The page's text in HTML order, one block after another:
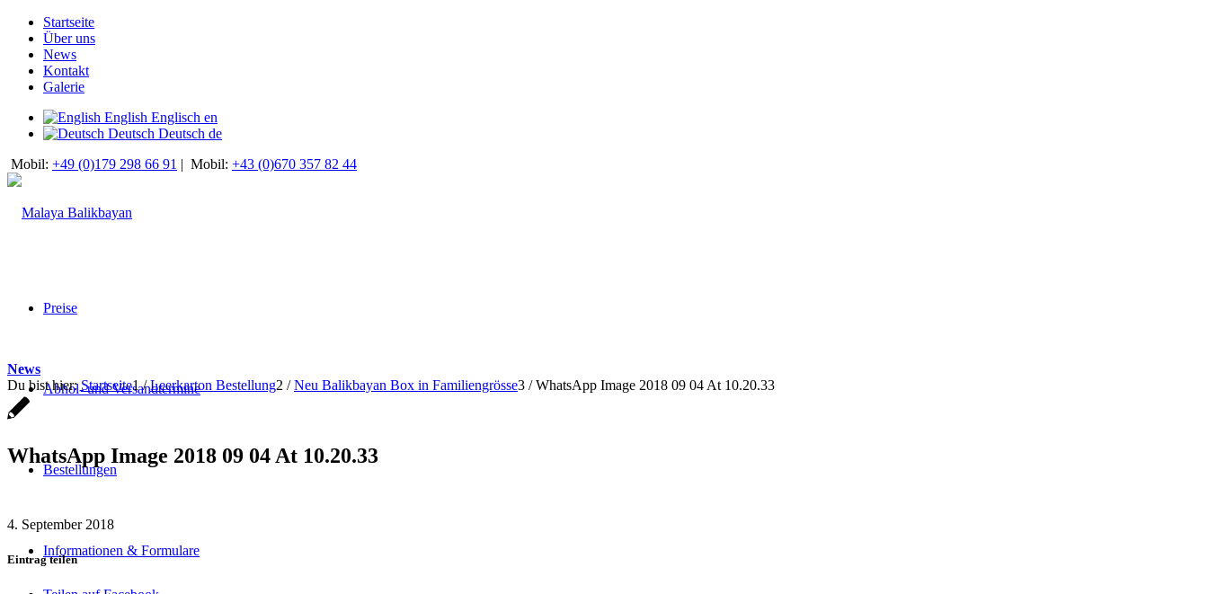
Startseite
Über uns
News
Kontakt
Galerie
English Englisch en
Deutsch Deutsch de
Mobil: +49 (0)179 298 66 91 | Mobil: +43 (0)670 357 82 44
Preise
Abhol- und Versandtermine
Bestellungen
Informationen & Formulare
News
Du bist hier: Startseite1 / Leerkarton Bestellung2 / Neu Balikbayan Box in Familiengrösse3 / WhatsApp Image 2018 09 04 At 10.20.33
WhatsApp Image 2018 09 04 At 10.20.33
4. September 2018
Eintrag teilen